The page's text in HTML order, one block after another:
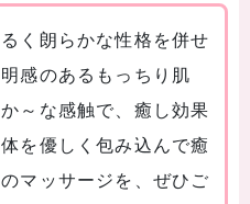
く朗らかな性格を併せ
感のあるもっちり肌
～な感触で、癒し効果
を優しく包み込んで癒
マッサージを、ぜひご